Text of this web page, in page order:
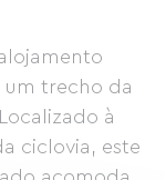
um trecho da
à
ciclovia, este